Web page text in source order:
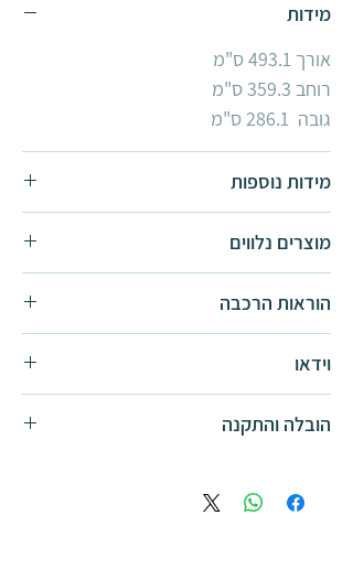
מידות
אורך 493.1 ס"מ
רוחב 359.3 ס"מ
גובה 286.1 ס"מ
מידות נוספות
3x4.3
מוצרים נלווים
הוראות הרכבה
וידאו
סרטון הרכבה -
הובלה והתקנה
התקנה על משטח\חיפוי מיוחד ו\או אביזרי